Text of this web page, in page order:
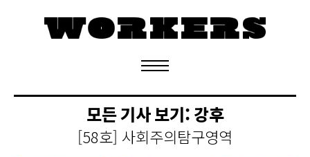
정기구독 신청
모든 기사 보기: 강후
[58호] 사회주의탐구영역